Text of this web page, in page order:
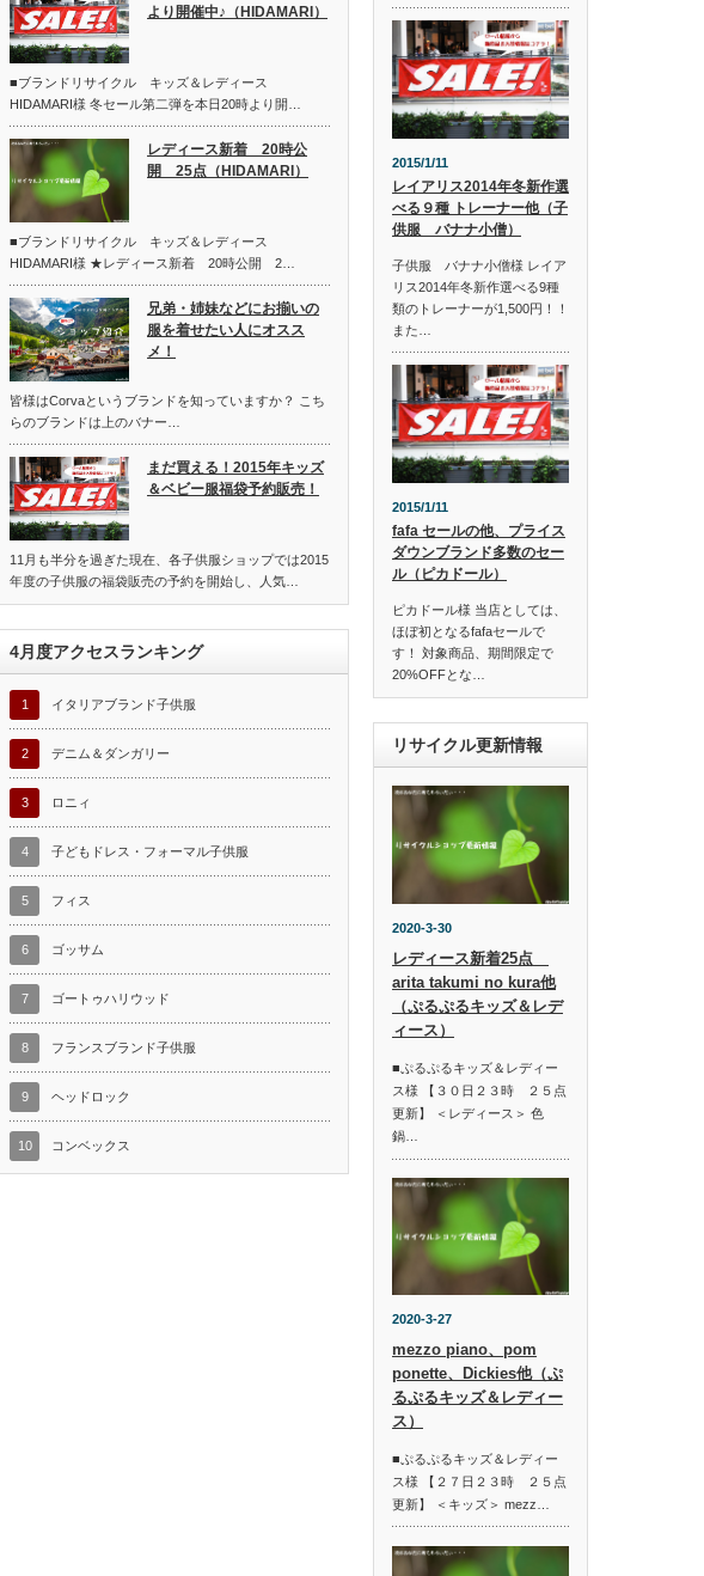
より開催中♪（HIDAMARI）
■ブランドリサイクル キッズ＆レディース
HIDAMARI様 冬セール第二弾を本日20時より開…
レディース新着 20時公
開 25点（HIDAMARI）
■ブランドリサイクル キッズ＆レディース
HIDAMARI様 ★レディース新着 20時公開 2…
兄弟・姉妹などにお揃いの
服を着せたい人にオスス
メ！
皆様はCorvaというブランドを知っていますか？ こち
らのブランドは上のバナー…
まだ買える！2015年キッズ
＆ベビー服福袋予約販売！
11月も半分を過ぎた現在、各子供服ショップでは2015
年度の子供服の福袋販売の予約を開始し、人気…
4月度アクセスランキング
1 イタリアブランド子供服
2 デニム＆ダンガリー
3 ロニィ
4 子どもドレス・フォーマル子供服
5 フィス
6 ゴッサム
7 ゴートゥハリウッド
8 フランスブランド子供服
9 ヘッドロック
10 コンベックス
2015/1/11
レイアリス2014年冬新作選
べる９種 トレーナー他（子
供服 バナナ小僧）
子供服 バナナ小僧様 レイア
リス2014年冬新作選べる9種
類のトレーナーが1,500円！！
また…
2015/1/11
fafa セールの他、プライス
ダウンブランド多数のセー
ル（ピカドール）
ピカドール様 当店としては、
ほぼ初となるfafaセールで
す！ 対象商品、期間限定で
20%OFFとな…
リサイクル更新情報
2020-3-30
レディース新着25点
arita takumi no kura他
（ぷるぷるキッズ＆レデ
ィース）
■ぷるぷるキッズ＆レディー
ス様 【３０日２３時 ２５点
更新】 ＜レディース＞ 色
鍋…
2020-3-27
mezzo piano、pom
ponette、Dickies他（ぷ
るぷるキッズ＆レディー
ス）
■ぷるぷるキッズ＆レディー
ス様 【２７日２３時 ２５点
更新】 ＜キッズ＞ mezz…